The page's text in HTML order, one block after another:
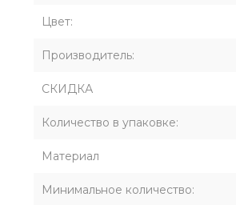
Цвет:
Производитель:
СКИДКА
Количество в упаковке:
Материал
Минимальное количество: